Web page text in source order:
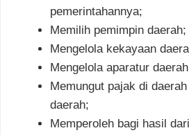
pemerintahannya;
Memilih pemimpin daerah;
Mengelola kekayaan
Mengelola aparatur
Memungut pajak di
daerah;
Memperoleh bagi hasil